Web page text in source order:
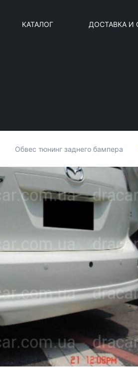
КАТАЛОГ ДОСТАВКА И
Обвес тюнинг заднего бампера